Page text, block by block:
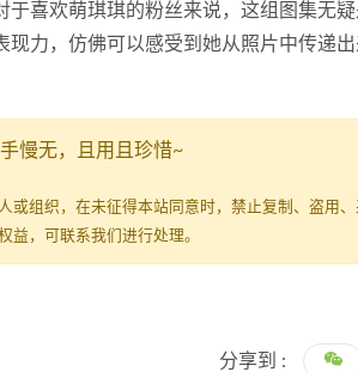
喜欢萌琪琪的粉丝来说，这组图集无
力，仿佛可以感受到她从照片中传递
慢无，且用且珍惜~
组织，在未征得本站同意时，禁止复制、盗用
益，可联系我们进行处理。
分享到 :